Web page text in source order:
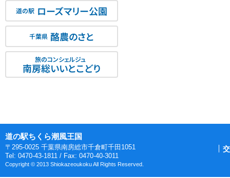
道の駅 ローズマリー公園
千葉県 酪農のさと
旅のコンシェルジュ
南房総いいとこどり
道の駅ちくら潮風王国
〒295-0025 千葉県南房総市千倉町千田1051
Tel: 0470-43-1811 / Fax: 0470-40-3011
Copyright © 2013 Shiokazeoukoku All Rights Reserved.